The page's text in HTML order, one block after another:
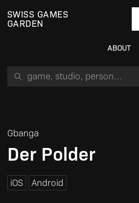
SWISS GAMES
GARDEN
Search for a game, person or studio
ABOUT
Gbanga
Der Polder
iOS Android